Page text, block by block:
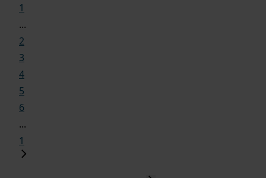
1
...
2
3
4
5
6
...
1